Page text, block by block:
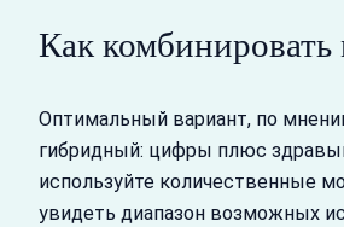
Как
Оптимальный вариант, по
гибридный: цифры плюс
используйте количественные
увидеть диапазон возможных